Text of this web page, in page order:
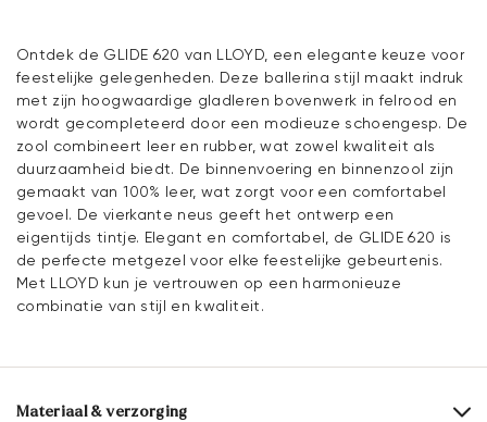
Ontdek de GLIDE 620 van LLOYD, een elegante keuze voor
feestelijke gelegenheden. Deze ballerina stijl maakt indruk
met zijn hoogwaardige gladleren bovenwerk in felrood en
wordt gecompleteerd door een modieuze schoengesp. De
zool combineert leer en rubber, wat zowel kwaliteit als
duurzaamheid biedt. De binnenvoering en binnenzool zijn
gemaakt van 100% leer, wat zorgt voor een comfortabel
gevoel. De vierkante neus geeft het ontwerp een
eigentijds tintje. Elegant en comfortabel, de GLIDE 620 is
de perfecte metgezel voor elke feestelijke gebeurtenis.
Met LLOYD kun je vertrouwen op een harmonieuze
combinatie van stijl en kwaliteit.
Materiaal & verzorging